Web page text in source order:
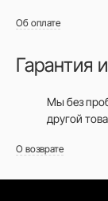
Об оплате
Гарантия
Мы без
другой
О возврате